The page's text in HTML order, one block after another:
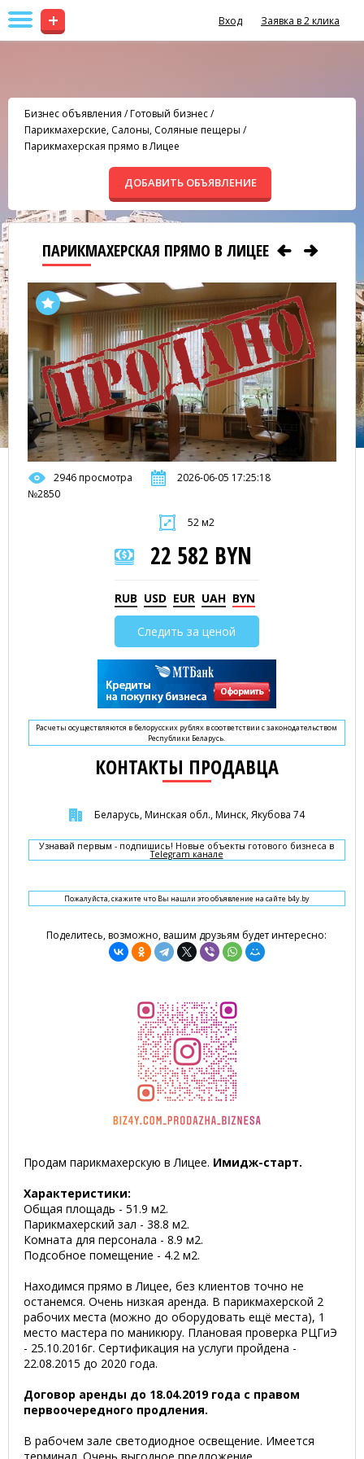
+ Вход Заявка в 2 клика
Бизнес объявления /Готовый бизнес/
Парикмахерские, Салоны, Соляные пещеры /
Парикмахерская прямо в Лицее
ДОБАВИТЬ ОБЪЯВЛЕНИЕ
ПАРИКМАХЕРСКАЯ ПРЯМО В ЛИЦЕЕ
2946 просмотра
2026-06-05 17:25:18
№2850
52 м2
22 582 BYN
RUB USD EUR UAH BYN
Следить за ценой
Расчеты осуществляются в белорусских рублях в соответствии с законодательством
Республики Беларусь.
КОНТАКТЫ ПРОДАВЦА
Беларусь, Минская обл., Минск, Якубова 74
Узнавай первым - подпишись! Новые объекты готового бизнеса в
Telegram канале
Пожалуйста, скажите что Вы нашли это объявление на сайте b4y.by
Поделитесь, возможно, вашим друзьям будет интересно:
Продам парикмахерскую в Лицее. Имидж-старт.
Характеристики:
Общая площадь - 51.9 м2.
Парикмахерский зал - 38.8 м2.
Комната для персонала - 8.9 м2.
Подсобное помещение - 4.2 м2.
Находимся прямо в Лицее, без клиентов точно не
останемся. Очень низкая аренда. В парикмахерской 2
рабочих места (можно до оборудовать ещё места), 1
место мастера по маникюру. Плановая проверка РЦГиЭ
- 25.10.2016г. Сертификация на услуги пройдена -
22.08.2015 до 2020 года.
Договор аренды до 18.04.2019 года с правом
первоочередного продления.
В рабочем зале светодиодное освещение. Имеется